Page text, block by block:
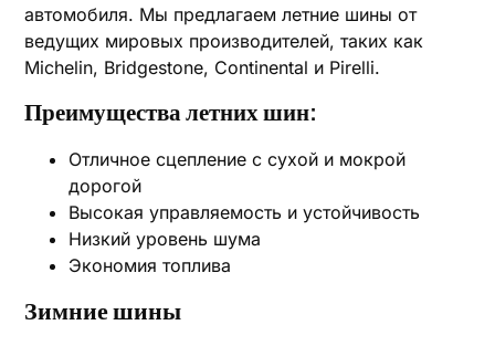
автомобиля. Мы предлагаем летние шины от
ведущих мировых производителей, таких как
Michelin, Bridgestone, Continental и Pirelli.
Преимущества летних шин:
Отличное сцепление с сухой и мокрой
дорогой
Высокая управляемость и устойчивость
Низкий уровень шума
Экономия топлива
Зимние шины